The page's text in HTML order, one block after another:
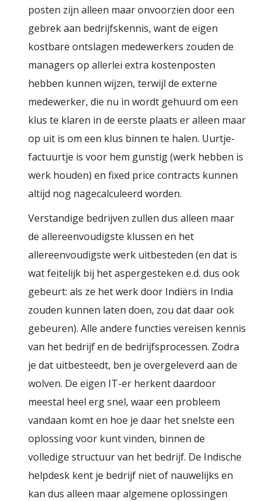
posten zijn alleen maar onvoorzien door een
gebrek aan bedrijfskennis, want de eigen
kostbare ontslagen medewerkers zouden de
managers op allerlei extra kostenposten
hebben kunnen wijzen, terwijl de externe
medewerker, die nu in wordt gehuurd om een
klus te klaren in de eerste plaats er alleen maar
op uit is om een klus binnen te halen. Uurtje-
factuurtje is voor hem gunstig (werk hebben is
werk houden) en fixed price contracts kunnen
altijd nog nagecalculeerd worden.
Verstandige bedrijven zullen dus alleen maar
de allereenvoudigste klussen en het
allereenvoudigste werk uitbesteden (en dat is
wat feitelijk bij het aspergesteken e.d. dus ook
gebeurt: als ze het werk door Indiërs in India
zouden kunnen laten doen, zou dat daar ook
gebeuren). Alle andere functies vereisen kennis
van het bedrijf en de bedrijfsprocessen. Zodra
je dat uitbesteedt, ben je overgeleverd aan de
wolven. De eigen IT-er herkent daardoor
meestal heel erg snel, waar een probleem
vandaan komt en hoe je daar het snelste een
oplossing voor kunt vinden, binnen de
volledige structuur van het bedrijf. De Indische
helpdesk kent je bedrijf niet of nauwelijks en
kan dus alleen maar algemene oplossingen